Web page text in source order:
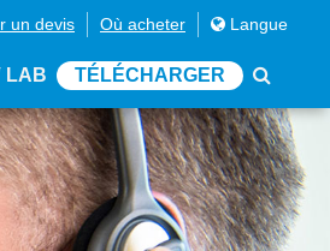
un devis Où acheter Langue
LAB TÉLÉCHARGER